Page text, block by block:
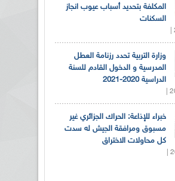
المكلفة بتحديد أسباب عيوب انجاز
السكنات
وزارة التربية تحدد رزنامة العطل
المدرسية و الدخول القادم للسنة
الدراسية 2020-2021
خبراء للإذاعة: الحراك الجزائري غير
مسبوق ومرافقة الجيش له سدت
كل محاولات الاختراق